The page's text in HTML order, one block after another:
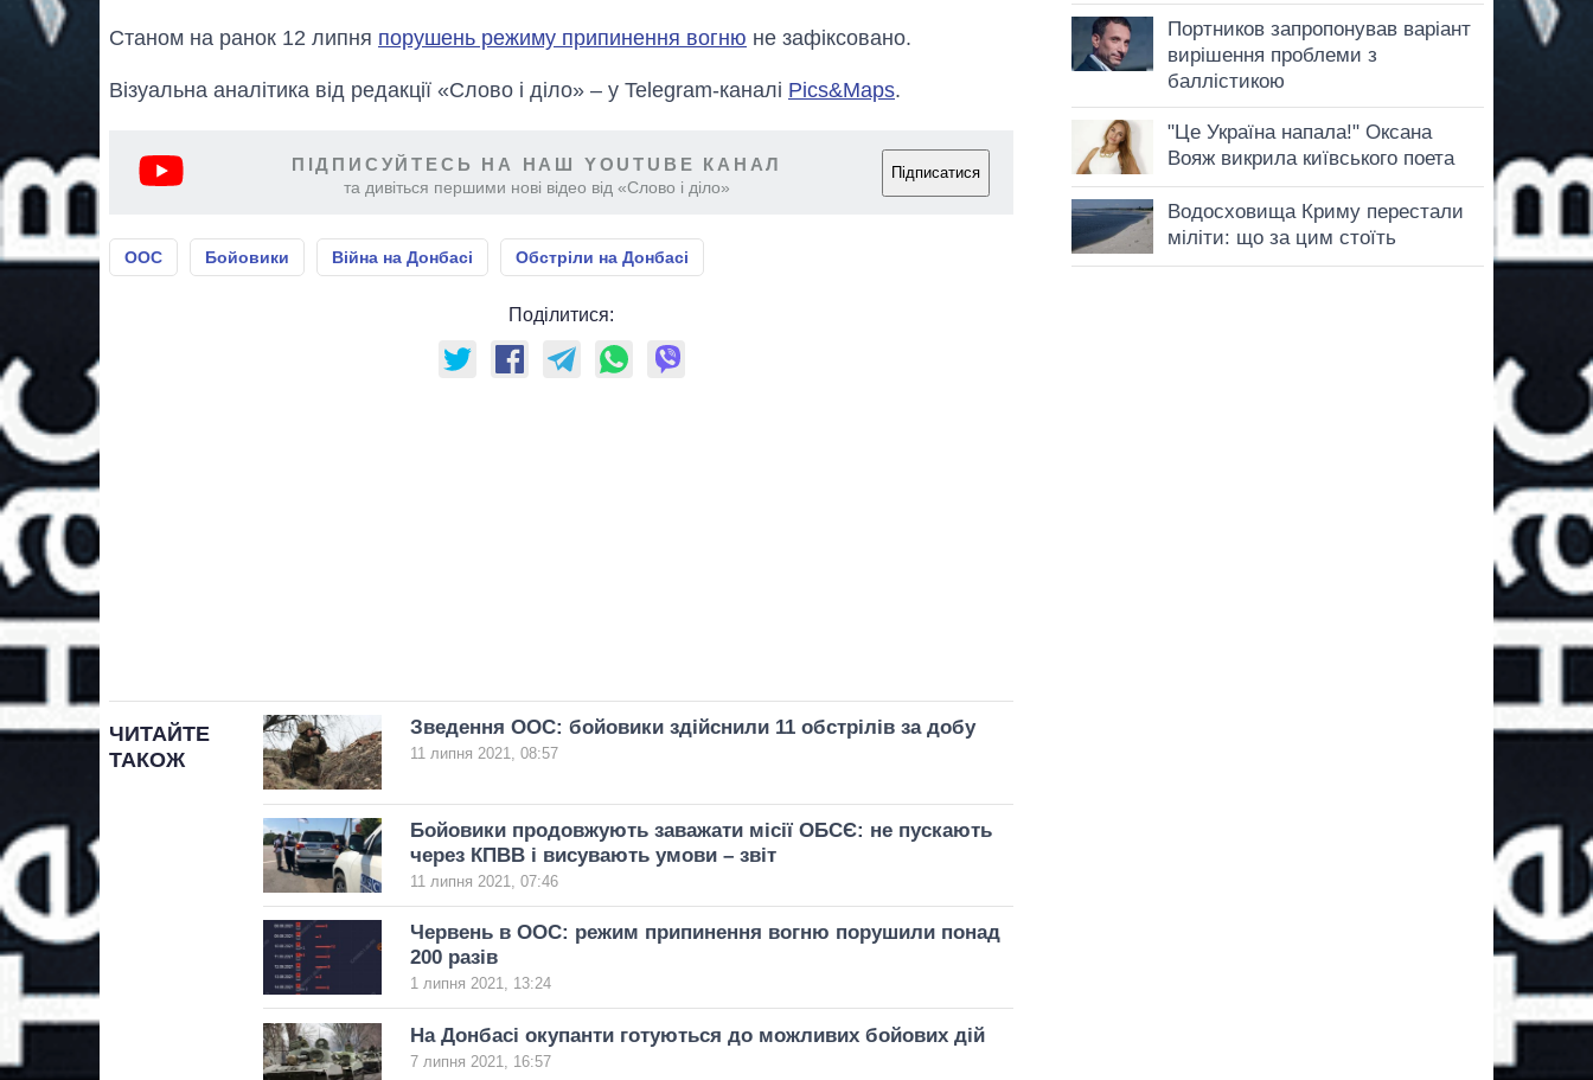
Станом на ранок 12 липня порушень режиму припинення вогню не зафіксовано.
Візуальна аналітика від редакції «Слово і діло» – у Telegram-каналі Pics&Maps.
ПІДПИСУЙТЕСЬ НА НАШ YOUTUBE КАНАЛ
та дивіться першими нові відео від «Слово і діло»
Підписатися
ООС Бойовики Війна на Донбасі Обстріли на Донбасі
Поділитися:
ЧИТАЙТЕ
ТАКОЖ
Зведення ООС: бойовики здійснили 11 обстрілів за добу
11 липня 2021, 08:57
Бойовики продовжують заважати місії ОБСЄ: не пускають
через КПВВ і висувають умови – звіт
11 липня 2021, 07:46
Червень в ООС: режим припинення вогню порушили понад
200 разів
1 липня 2021, 13:24
На Донбасі окупанти готуються до можливих бойових дій
7 липня 2021, 16:57